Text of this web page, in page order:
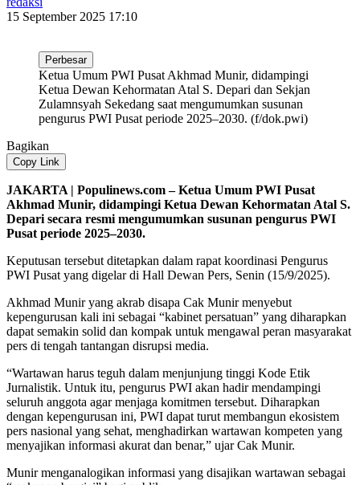
15 September 2025 17:10
Perbesar
Ketua Umum PWI Pusat Akhmad Munir, didampingi
Ketua Dewan Kehormatan Atal S. Depari dan Sekjan
Zulamnsyah Sekedang saat mengumumkan susunan
pengurus PWI Pusat periode 2025–2030. (f/dok.pwi)
Bagikan
Copy Link
JAKARTA | Populinews.com – Ketua Umum PWI Pusat
Akhmad Munir, didampingi Ketua Dewan Kehormatan Atal S.
Depari secara resmi mengumumkan susunan pengurus PWI
Pusat periode 2025–2030.
Keputusan tersebut ditetapkan dalam rapat koordinasi Pengurus
PWI Pusat yang digelar di Hall Dewan Pers, Senin (15/9/2025).
Akhmad Munir yang akrab disapa Cak Munir menyebut
kepengurusan kali ini sebagai “kabinet persatuan” yang diharapkan
dapat semakin solid dan kompak untuk mengawal peran masyarakat
pers di tengah tantangan disrupsi media.
“Wartawan harus teguh dalam menjunjung tinggi Kode Etik
Jurnalistik. Untuk itu, pengurus PWI akan hadir mendampingi
seluruh anggota agar menjaga komitmen tersebut. Diharapkan
dengan kepengurusan ini, PWI dapat turut membangun ekosistem
pers nasional yang sehat, menghadirkan wartawan kompeten yang
menyajikan informasi akurat dan benar,” ujar Cak Munir.
Munir menganalogikan informasi yang disajikan wartawan sebagai